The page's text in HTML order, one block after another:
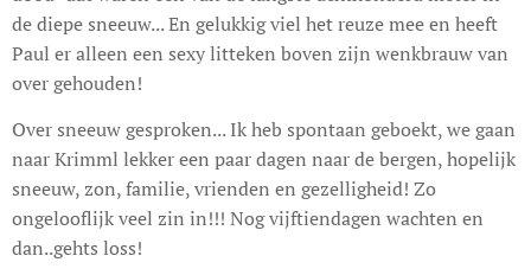
de diepe sneeuw... En gelukkig viel het reuze mee en heeft
Paul er alleen een sexy litteken boven zijn wenkbrauw van
over gehouden!
Over sneeuw gesproken... Ik heb spontaan geboekt, we gaan
naar Krimml lekker een paar dagen naar de bergen, hopelijk
sneeuw, zon, familie, vrienden en gezelligheid! Zo
ongelooflijk veel zin in!!! Nog vijftiendagen wachten en
dan..gehts loss!